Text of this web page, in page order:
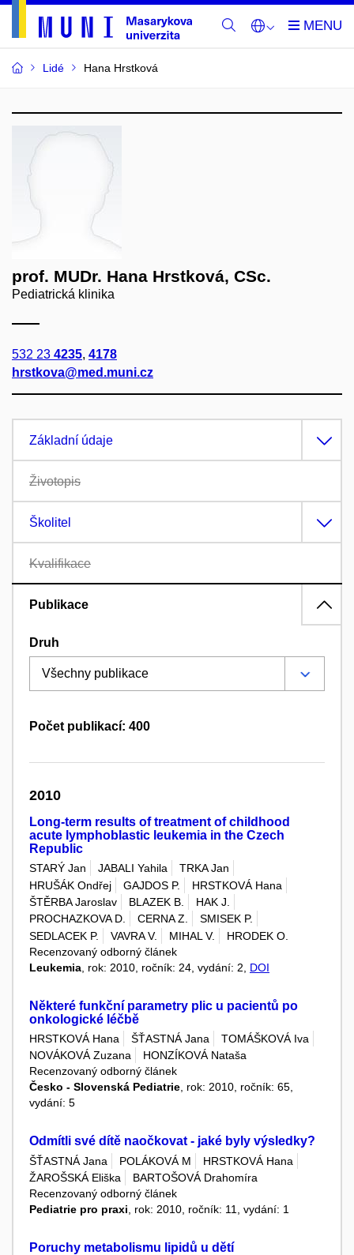
Lidé Hana Hrstková
prof. MUDr. Hana Hrstková, CSc.
Pediatrická klinika
532 23 4235, 4178
hrstkova@med.muni.cz
Základní údaje
Životopis
Školitel
Kvalifikace
Publikace
Druh
Počet publikací: 400
2010
Long-term results of treatment of childhood
acute lymphoblastic leukemia in the Czech
Republic
STARÝ Jan JABALI Yahila
TRKA Jan
HRUŠÁK Ondřej
GAJDOS P.
HRSTKOVÁ Hana
ŠTĚRBA Jaroslav
BLAZEK B.
HAK J.
PROCHAZKOVA D.
CERNA Z.
SMISEK P.
SEDLACEK P.
VAVRA V. MIHAL V.
HRODEK O.
Recenzovaný odborný článek
Leukemia , rok: 2010, ročník: 24, vydání: 2, DOI
Některé funkční parametry plic u pacientů po
onkologické léčbě
HRSTKOVÁ Hana ŠŤASTNÁ Jana
TOMÁŠKOVÁ Iva
NOVÁKOVÁ Zuzana
HONZÍKOVÁ Nataša
Recenzovaný odborný článek
Česko - Slovenská Pediatrie, rok: 2010, ročník: 65,
vydání: 5
Odmítli své dítě naočkovat - jaké byly výsledky?
ŠŤASTNÁ Jana POLÁKOVÁ M
HRSTKOVÁ Hana
ŽAROŠSKÁ Eliška
BARTOŠOVÁ Drahomíra
Recenzovaný odborný článek
Pediatrie pro praxi , rok: 2010, ročník: 11, vydání: 1
Poruchy metabolismu lipidů u dětí